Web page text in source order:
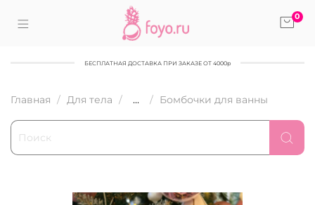
0
БЕСПЛАТНАЯ ДОСТАВКА ПРИ ЗАКАЗЕ ОТ 4000р
Главная Для тела ... Бомбочки для ванны